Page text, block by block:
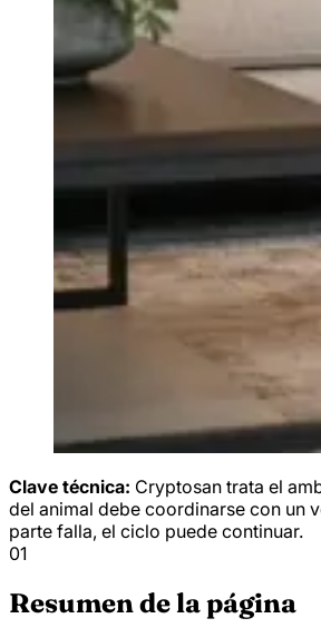
Clave técnica: Cryptosan trata el
del animal debe coordinarse con un
parte falla, el ciclo puede continuar.
01
Resumen de la página